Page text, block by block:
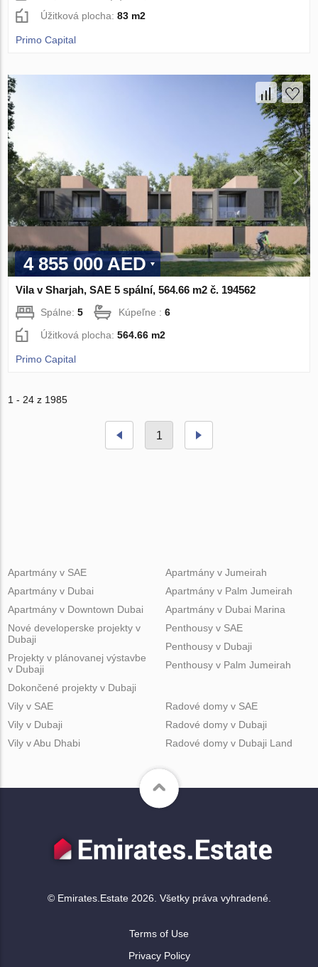
Úžitková plocha:83 m2
Primo Capital
4 855 000 AED
Vila v Sharjah, SAE 5 spální, 564.66 m2 č. 194562
Spálne:5 Kúpeľne :6
Úžitková plocha:564.66 m2
Primo Capital
1 - 24 z 1985
1
Apartmány v SAE
Apartmány v Dubai
Apartmány v Downtown Dubai
Apartmány v Jumeirah
Apartmány v Palm Jumeirah
Apartmány v Dubai Marina
Nové developerske projekty v
Dubaji
Projekty v plánovanej výstavbe
v Dubaji
Dokončené projekty v Dubaji
Penthousy v SAE
Penthousy v Dubaji
Penthousy v Palm Jumeirah
Vily v SAE
Vily v Dubaji
Vily v Abu Dhabi
Radové domy v SAE
Radové domy v Dubaji
Radové domy v Dubaji Land
© Emirates.Estate 2026. Všetky práva vyhradené.
Terms of Use
Privacy Policy